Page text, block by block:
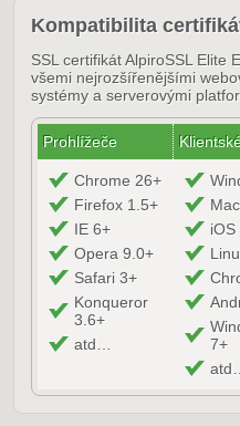
Kompatibilita
SSL certifikát AlpiroSSL Elite
všemi nejrozšířenějšími
systémy a serverovými
Prohlížeče
Chrome 26+
Firefox 1.5+
IE 6+
Opera 9.0+
Safari 3+
Konqueror
3.6+
atd…
iOS
7+
atd…